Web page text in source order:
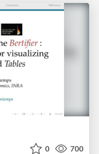
0 700